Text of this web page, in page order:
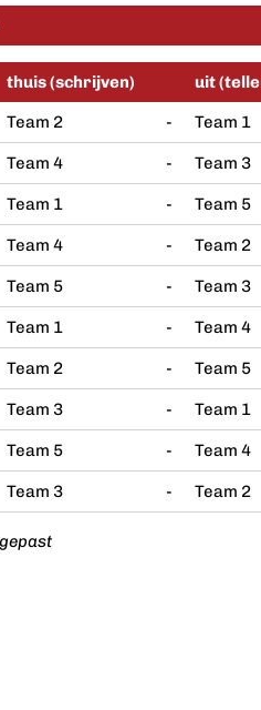
thuis (schrijven)
uit
Team 2 - Team 1
Team 4 - Team 3
Team 1 - Team 5
Team 4 - Team 2
Team 5 - Team 3
Team 1 - Team 4
Team 2 - Team 5
Team 3 - Team 1
Team 5 - Team 4
Team 3 - Team 2